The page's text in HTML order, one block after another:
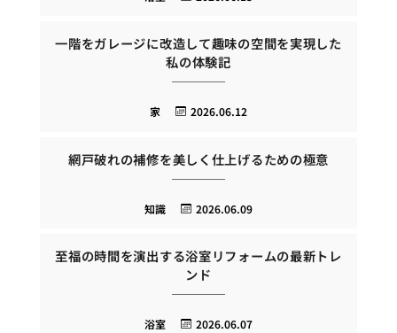
一階をガレージに改造して趣味の空間を実現した
私の体験記
2026.06.12
家
網戸破れの補修を美しく仕上げるための極意
2026.06.09
知識
至福の時間を演出する浴室リフォームの最新トレ
ンド
2026.06.07
浴室